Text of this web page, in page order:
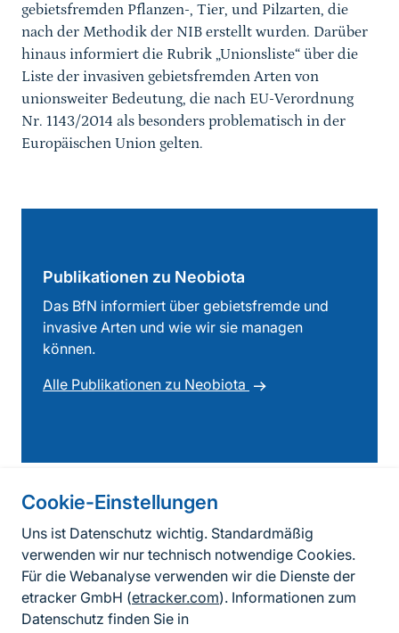
Cookie-Einstellungen
Uns ist Datenschutz wichtig. Standardmäßig
verwenden wir nur technisch notwendige Cookies.
Für die Webanalyse verwenden wir die Dienste der
etracker GmbH (etracker.com). Informationen zum
Datenschutz finden Sie in
gebietsfremden Pflanzen-, Tier, und Pilzarten, die
nach der Methodik der NIB erstellt wurden. Darüber
hinaus informiert die Rubrik „Unionsliste“ über die
Liste der invasiven gebietsfremden Arten von
unionsweiter Bedeutung, die nach EU-Verordnung
Nr. 1143/2014 als besonders problematisch in der
Europäischen Union gelten.
Publikationen zu Neobiota
Das BfN informiert über gebietsfremde und
invasive Arten und wie wir sie managen
können.
Alle Publikationen zu Neobiota
Informationen zur Seite
FußzeileKontakt zum BfN
Kontaktformular